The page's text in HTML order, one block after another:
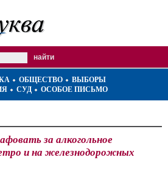
ОБЩЕСТВО
ВЫБОРЫ
СУД ОСОБОЕ ПИСЬМО
за алкогольное
и на железнодорожных